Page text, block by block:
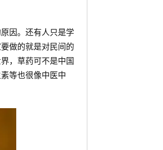
因。还有人只是学
做的就是对民间的
，草药可不是中国
等也很像中医中